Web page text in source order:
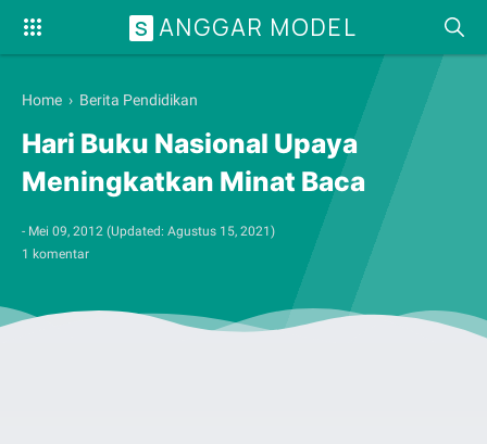
S ANGGAR MODEL
Home › Berita Pendidikan
Hari Buku Nasional Upaya
Meningkatkan Minat Baca
- Mei 09, 2012 (Updated: Agustus 15, 2021)
1 komentar